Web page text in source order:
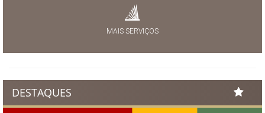
MAIS SERVIÇOS
DESTAQUES